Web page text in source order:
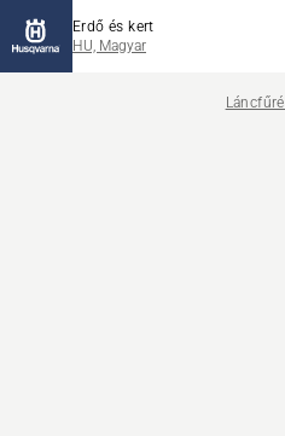
Erdő és kert
HU, Magyar